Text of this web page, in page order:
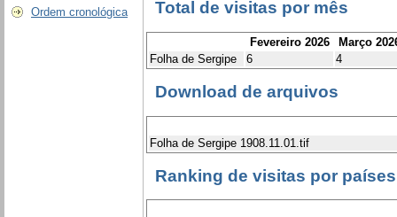
Ordem cronológica
Total de visitas por mês
Fevereiro 2026
Março
Folha de Sergipe
6 4
Download de arquivos
Folha de Sergipe 1908.11.01.tif
Ranking de visitas por países